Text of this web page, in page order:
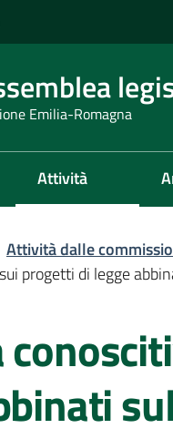
Emilia-Romagna
Attività
Attività dalle
progetti di legge